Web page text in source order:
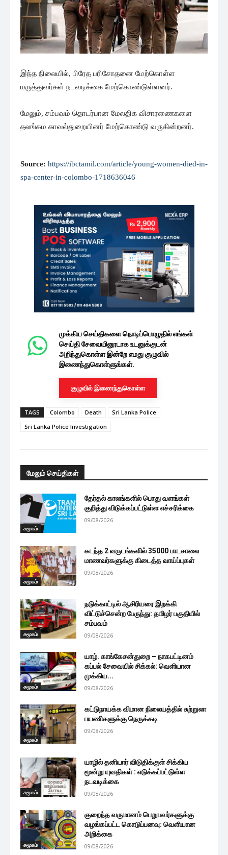
இந்த நிலையில், பிரேத பரிசோதனை மேற்கொள்ள
மருத்துவர்கள் நடவடிக்கை மேற்கொண்டுள்ளனர்.
மேலும், சம்பவம் தொடர்பான மேலதிக விசாரணைகளை
தலங்கம காவல்துறையினர் மேற்கொண்டு வருகின்றனர்.
Source: https://ibctamil.com/article/young-women-died-in-
spa-center-in-colombo-1718636046
முக்கிய செய்திகளை நொடிப்பொழுதில் எங்கள்
செய்தி சேவையினூடாக உடனுக்குடன்
அறிந்துகொள்ள இன்றே எமது குழுவில்
இணைந்துகொள்ளுங்கள்.
குழுவில் இணைந்துகொள்ள
TAGS Colombo Death
Sri Lanka Police
Sri Lanka Police Investigation
மேலும் செய்திகள்
சமூகம்
தேர்தல் காலங்களில் பொது வளங்கள்
குறித்து விடுக்கப்பட்டுள்ள எச்சரிக்கை
09/08/2026
சமூகம்
கடந்த 2 வருடங்களில் 35000 பாடசாலை
மாணவர்களுக்கு கிடைத்த வாய்ப்புகள்
09/08/2026
சமூகம்
நடுக்காட்டில் ஆசிரியரை இறக்கி
விட்டுச்சென்ற பேருந்து: தமிழர் பகுதியில்
சம்பவம்
09/08/2026
சமூகம்
யாழ். காங்கேசன்துறை – நாகபட்டினம்
கப்பல் சேவையில் சிக்கல்: வெளியான
முக்கிய...
09/08/2026
சமூகம்
கட்டுநாயக்க விமான நிலையத்தில் சுற்றுலா
பயணிகளுக்கு நெருக்கடி
09/08/2026
சமூகம்
யாழில் தனியார் விடுதிக்குள் சிக்கிய
மூன்று யுவதிகள் : எடுக்கப்பட்டுள்ள
நடவடிக்கை
09/08/2026
சமூகம்
குறைந்த வருமானம் பெறுபவர்களுக்கு
வழங்கப்பட்ட கொடுப்பனவு: வெளியான
அறிக்கை
09/08/2026